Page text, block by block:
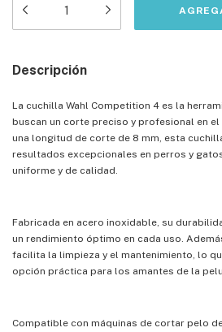
Descripción
La cuchilla Wahl Competition 4 es la
buscan un corte preciso y profesional en
una longitud de corte de 8 mm, esta
resultados excepcionales en perros y
uniforme y de calidad.
Fabricada en acero inoxidable, su
un rendimiento óptimo en cada uso.
facilita la limpieza y el mantenimiento, lo
opción práctica para los amantes de la
Compatible con máquinas de cortar pelo